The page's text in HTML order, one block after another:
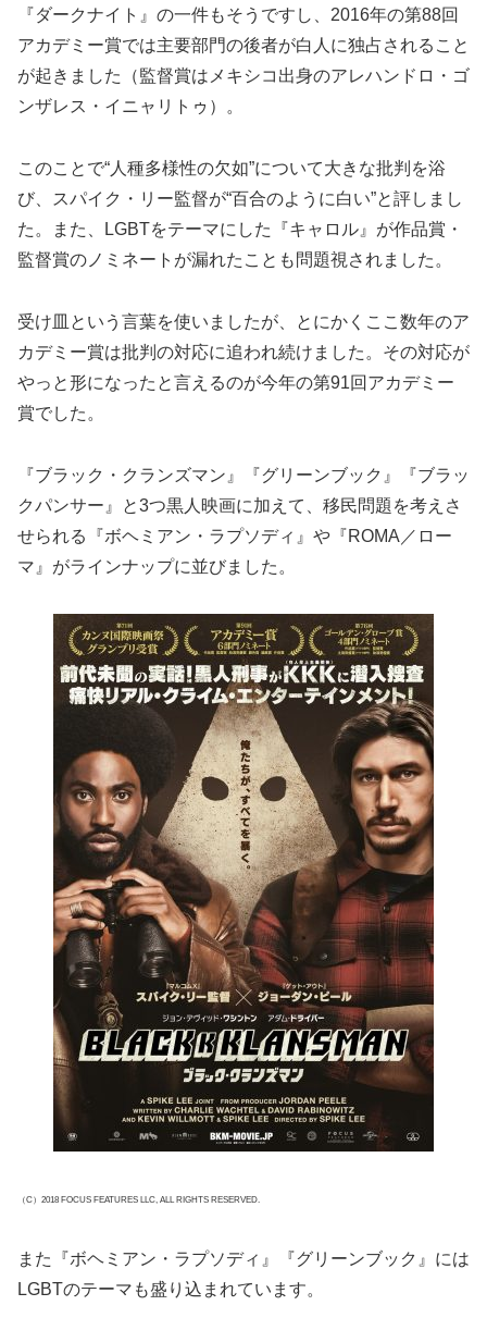
『ダークナイト』の一件もそうですし、2016年の第88回
アカデミー賞では主要部門の後者が白人に独占されること
が起きました（監督賞はメキシコ出身のアレハンドロ・ゴ
ンザレス・イニャリトゥ）。
このことで“人種多様性の欠如”について大きな批判を浴
び、スパイク・リー監督が“百合のように白い”と評しまし
た。また、LGBTをテーマにした『キャロル』が作品賞・
監督賞のノミネートが漏れたことも問題視されました。
受け皿という言葉を使いましたが、とにかくここ数年のア
カデミー賞は批判の対応に追われ続けました。その対応が
やっと形になったと言えるのが今年の第91回アカデミー
賞でした。
『ブラック・クランズマン』『グリーンブック』『ブラッ
クパンサー』と3つ黒人映画に加えて、移民問題を考えさ
せられる『ボヘミアン・ラプソディ』や『ROMA／ロー
マ』がラインナップに並びました。
（C）2018 FOCUS FEATURES LLC, ALL RIGHTS RESERVED.
また『ボヘミアン・ラプソディ』『グリーンブック』には
LGBTのテーマも盛り込まれています。